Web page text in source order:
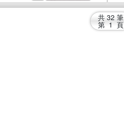
共 32 筆
第 1 頁